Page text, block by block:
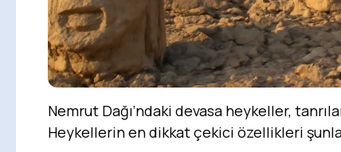
Nemrut Dağı’ndaki devasa heykeller,
Heykellerin en dikkat çekici özellikleri